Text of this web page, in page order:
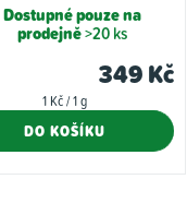
Dostupné pouze na
prodejně>20 ks
349 Kč
Měrná
1 Kč / 1 g
DO KOŠÍKU